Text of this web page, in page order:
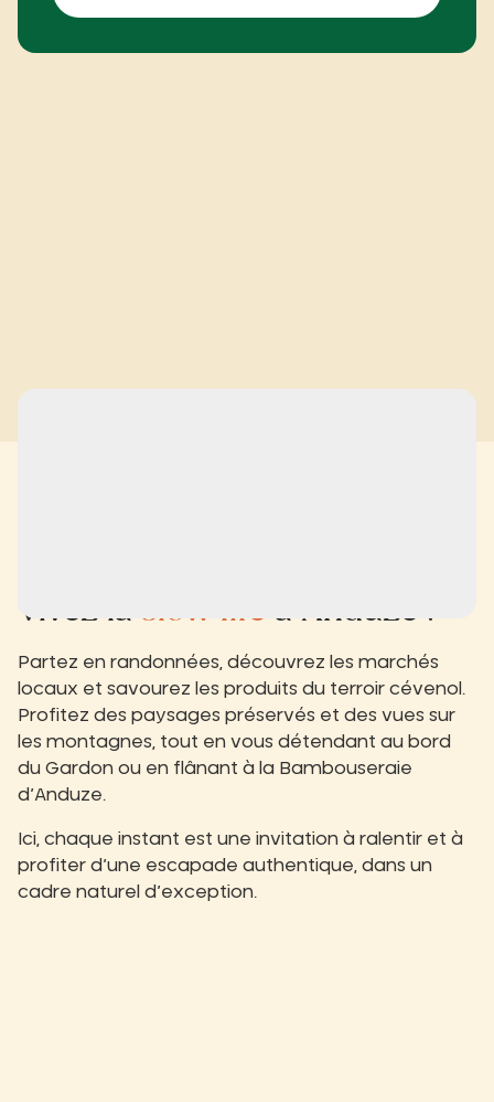
Vivez la slow life à Anduze !
Partez en randonnées, découvrez les marchés
locaux et savourez les produits du terroir cévenol.
Profitez des paysages préservés et des vues sur
les montagnes, tout en vous détendant au bord
du Gardon ou en flânant à la Bambouseraie
d’Anduze.
Ici, chaque instant est une invitation à ralentir et à
profiter d’une escapade authentique, dans un
cadre naturel d’exception.